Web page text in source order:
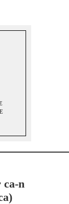
ca-n